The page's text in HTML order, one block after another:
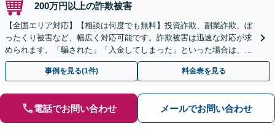
200万円以上の詐欺被害
【全国エリア対応】【相談は何度でも無料】投資詐欺、副業詐欺、ぼ
ったくり被害など、幅広く対応可能です。詐欺被害は迅速な対応が求
められます。「騙された」「入金してしまった」といった場合は、お
早めにご相談ください。【電話・メール・WEB相談可】
事例を見る(1件) 料金表を見る
電話でお問い合わせ メールでお問い合わせ